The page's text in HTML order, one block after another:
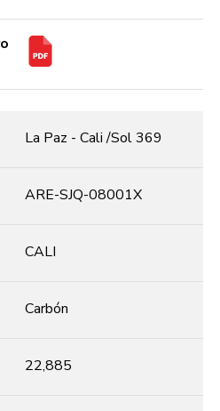
La Paz - Cali /Sol 369
ARE-SJQ-08001X
CALI
Carbón
22,885